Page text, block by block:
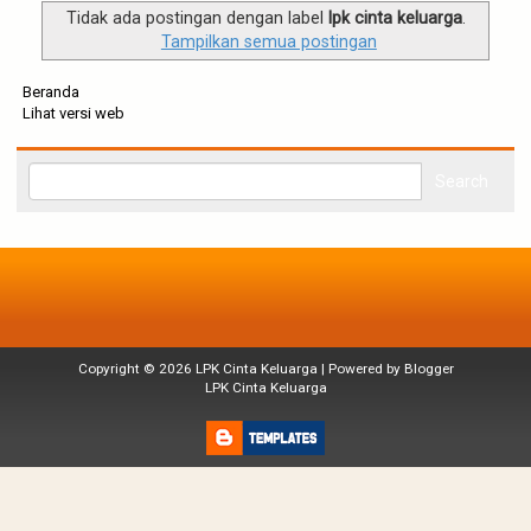
a
t
i
Tidak ada postingan dengan label lpk cinta keluarga.
Tampilkan semua postingan
Beranda
Lihat versi web
Copyright © 2026 LPK Cinta Keluarga | Powered by Blogger
LPK Cinta Keluarga